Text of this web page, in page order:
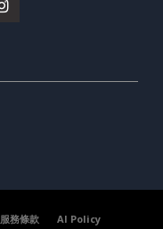
服務條款 AI Policy